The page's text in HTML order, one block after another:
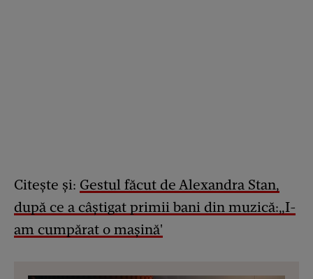
Citește și: Gestul făcut de Alexandra Stan,
după ce a câștigat primii bani din muzică:„I-
am cumpărat o mașină'